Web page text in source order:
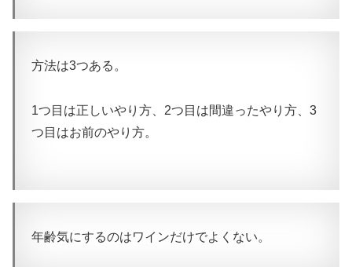
方法は3つある。
1つ目は正しいやり方、2つ目は間違ったやり方、3
つ目はお前のやり方。
年齢気にするのはワインだけでよくない。